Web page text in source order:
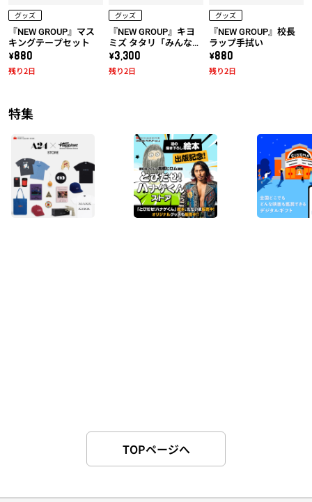
グッズ
『NEW GROUP』マス
キングテープセット
\880
残り2日
グッズ
『NEW GROUP』キヨ
ミズ タタリ「みんな騙
されちゃダメだ！」T
シャツ
\3,300
残り2日
グッズ
『NEW GROUP』校長
ラップ手拭い
\880
残り2日
特集
TOPページへ